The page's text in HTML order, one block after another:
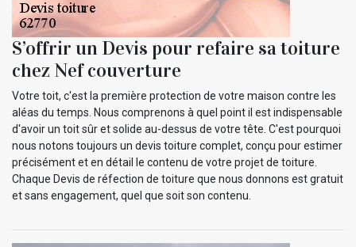
S’offrir un Devis pour refaire sa toiture
chez Nef couverture
Votre toit, c'est la première protection de votre maison contre les
aléas du temps. Nous comprenons à quel point il est indispensable
d'avoir un toit sûr et solide au-dessus de votre tête. C'est pourquoi
nous notons toujours un devis toiture complet, conçu pour estimer
précisément et en détail le contenu de votre projet de toiture.
Chaque Devis de réfection de toiture que nous donnons est gratuit
et sans engagement, quel que soit son contenu.